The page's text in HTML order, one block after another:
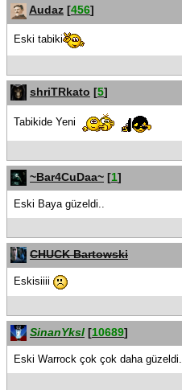
Audaz [456]
Eski tabiki
shriTRkato [5]
Tabikide Yeni
~Bar4CuDaa~ [1]
Eski Baya güzeldi..
CHUCK Bartowski
Eskisiiii
SinanYksl [10689]
Eski Warrock çok çok daha güzeldi.